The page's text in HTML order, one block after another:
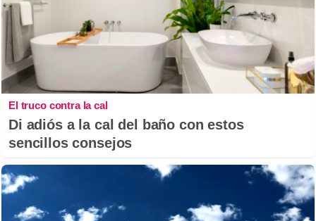
El truco contra la cal
Di adiós a la cal del baño con estos
sencillos consejos